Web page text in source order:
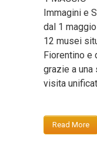
Immagini e
dal 1
12 musei
Fiorentino e
grazie a una
visita
Read More